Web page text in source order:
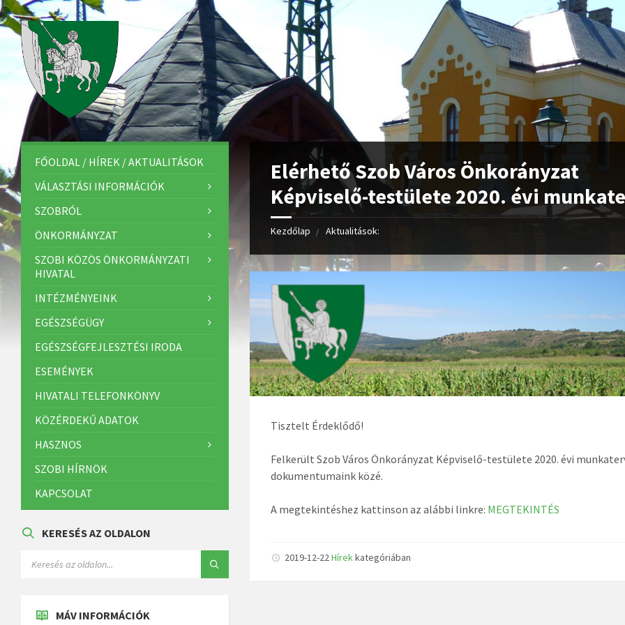
Elérhető Szob Város Önkorányzat
Képviselő-testülete 2020. évi
Kezdőlap Aktualitások:
Tisztelt Érdeklődő!
Felkerült Szob Város Önkorányzat Képviselő-testülete 2020. évi
dokumentumaink közé.
A megtekintéshez kattinson az alábbi linkre: MEGTEKINTÉS
2019-12-22Hírekkategóriában
FŐOLDAL / HÍREK / AKTUALITÁSOK
VÁLASZTÁSI INFORMÁCIÓK
SZOBRÓL
ÖNKORMÁNYZAT
SZOBI KÖZÖS ÖNKORMÁNYZATI
HIVATAL
INTÉZMÉNYEINK
EGÉSZSÉGÜGY
EGÉSZSÉGFEJLESZTÉSI IRODA
ESEMÉNYEK
HIVATALI TELEFONKÖNYV
KÖZÉRDEKŰ ADATOK
HASZNOS
SZOBI HÍRNÖK
KAPCSOLAT
KERESÉS AZ OLDALON
MÁV INFORMÁCIÓK